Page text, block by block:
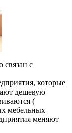
связан с
которые
дешевую
(
мебельных
меняют